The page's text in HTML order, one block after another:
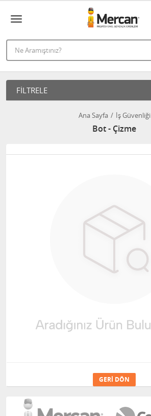
FILTRELE
Ana Sayfa İş Güvenliği
Bot - Çizme
GERI DÖN